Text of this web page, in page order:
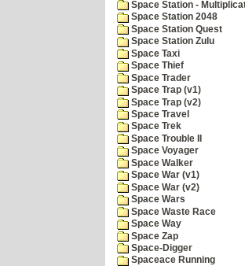
Space Station -
Space Station 2048
Space Station Quest
Space Station Zulu
Space Taxi
Space Thief
Space Trader
Space Trap (v1)
Space Trap (v2)
Space Travel
Space Trek
Space Trouble II
Space Voyager
Space Walker
Space War (v1)
Space War (v2)
Space Wars
Space Waste Race
Space Way
Space Zap
Space-Digger
Spaceace Running